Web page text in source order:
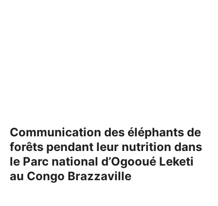
Communication des éléphants de
forêts pendant leur nutrition dans
le Parc national d’Ogooué Leketi
au Congo Brazzaville